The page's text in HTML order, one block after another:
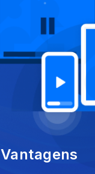
Ep. 12
Vantagens